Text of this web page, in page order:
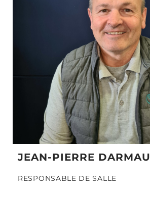
JEAN-PIERRE DARMAU
RESPONSABLE DE SALLE